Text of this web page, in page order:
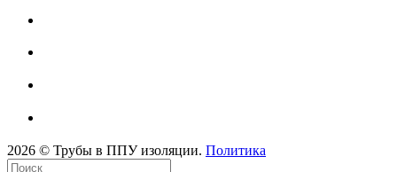
2026 © Трубы в ППУ изоляции. Политика